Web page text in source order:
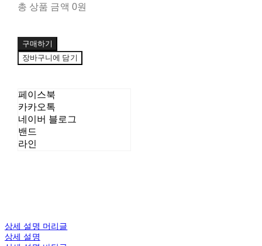
총 상품 금액 0원
구매하기
장바구니에 담기
페이스북
카카오톡
네이버 블로그
밴드
라인
상세 설명 머리글
상세 설명